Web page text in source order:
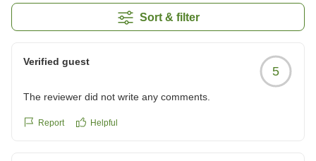
Sort & filter
Verified guest
5
The reviewer did not write any comments.
Report Helpful